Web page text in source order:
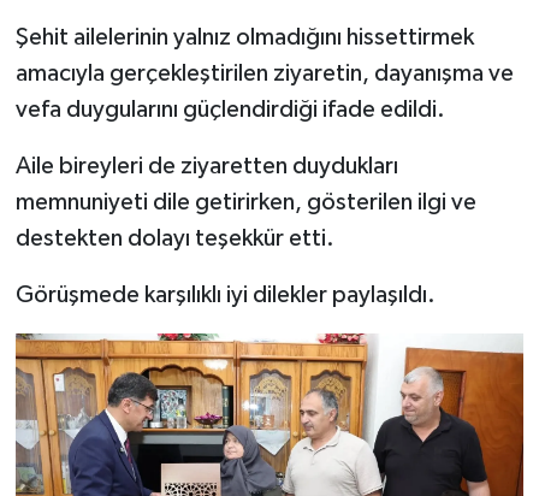
Şehit ailelerinin yalnız olmadığını hissettirmek
amacıyla gerçekleştirilen ziyaretin, dayanışma ve
vefa duygularını güçlendirdiği ifade edildi.
Aile bireyleri de ziyaretten duydukları
memnuniyeti dile getirirken, gösterilen ilgi ve
destekten dolayı teşekkür etti.
Görüşmede karşılıklı iyi dilekler paylaşıldı.